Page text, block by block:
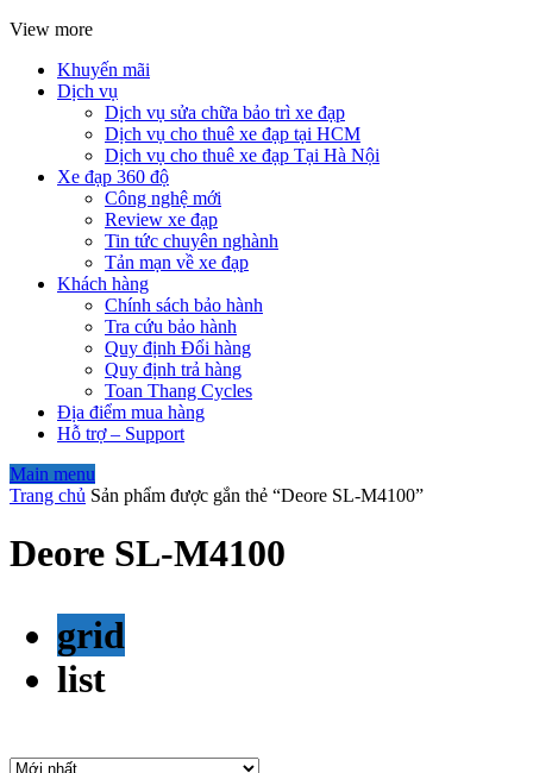
View more
Khuyến mãi
Dịch vụ
Dịch vụ sửa chữa bảo trì xe đạp
Dịch vụ cho thuê xe đạp tại HCM
Dịch vụ cho thuê xe đạp Tại Hà Nội
Xe đạp 360 độ
Công nghệ mới
Review xe đạp
Tin tức chuyên nghành
Tản mạn về xe đạp
Khách hàng
Chính sách bảo hành
Tra cứu bảo hành
Quy định Đổi hàng
Quy định trả hàng
Toan Thang Cycles
Địa điểm mua hàng
Hỗ trợ – Support
Main menu
Trang chủ Sản phẩm được gắn thẻ “Deore SL-M4100”
Deore SL-M4100
grid
list